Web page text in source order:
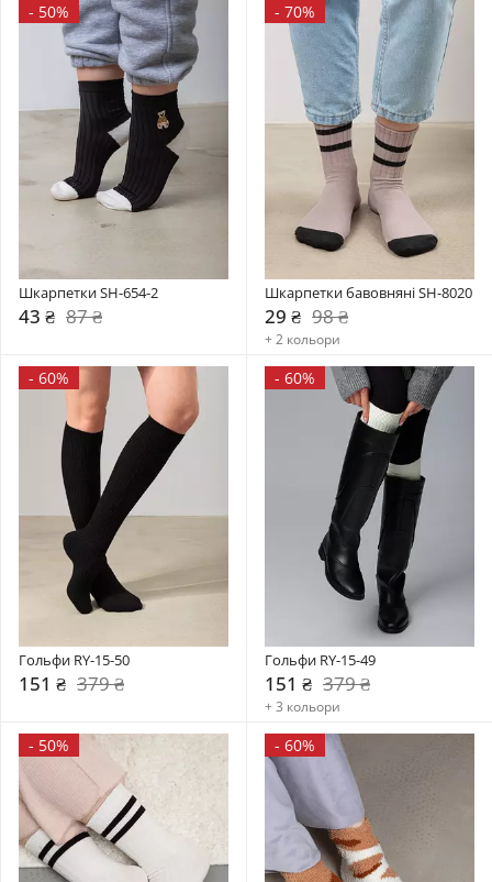
- 50%
Шкарпетки SH-654-2
43 ₴ 87 ₴
- 70%
Шкарпетки бавовняні SH-8020
29 ₴ 98 ₴
+ 2 кольори
- 60%
Гольфи RY-15-50
151 ₴ 379 ₴
- 60%
Гольфи RY-15-49
151 ₴ 379 ₴
+ 3 кольори
- 50% - 60%